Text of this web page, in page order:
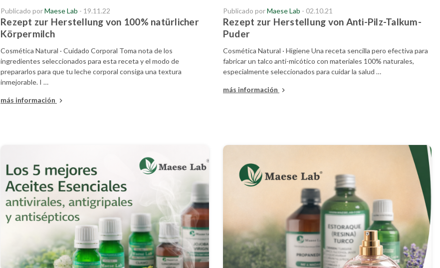
Publicado porMaese Lab - 19.11.22
Rezept zur Herstellung von 100% natürlicher
Körpermilch
Cosmética Natural · Cuidado Corporal Toma nota de los
ingredientes seleccionados para esta receta y el modo de
prepararlos para que tu leche corporal consiga una textura
inmejorable. I …
más información
Publicado porMaese Lab - 02.10.21
Rezept zur Herstellung von Anti-Pilz-Talkum-
Puder
Cosmética Natural · Higiene Una receta sencilla pero efectiva para
fabricar un talco anti-micótico con materiales 100% naturales,
especialmente seleccionados para cuidar la salud …
más información